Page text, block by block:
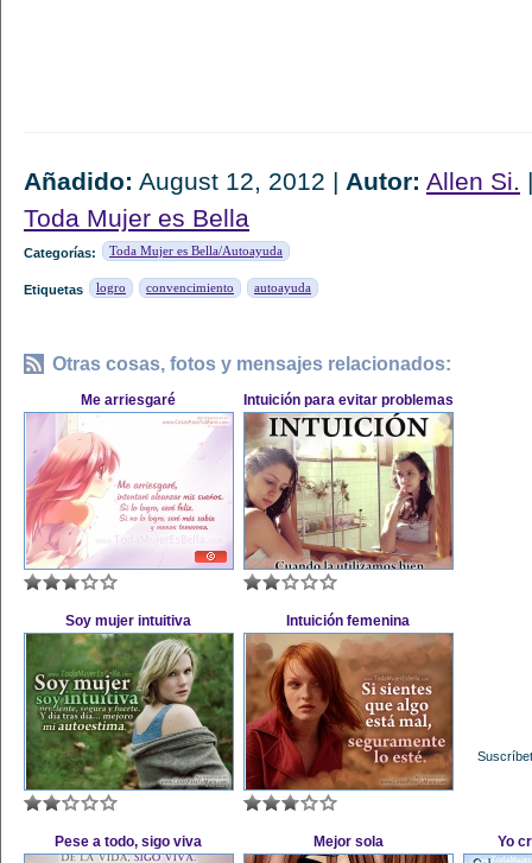
Añadido: August 12, 2012 | Autor: Allen Si.
Toda Mujer es Bella
Categorías: Toda Mujer es Bella/Autoayuda
Etiquetas logro convencimiento autoayuda
Otras cosas, fotos y mensajes relacionados:
Me arriesgaré Intuición para evitar problemas
Soy mujer intuitiva Intuición femenina
Pese a todo, sigo viva Mejor sola Yo